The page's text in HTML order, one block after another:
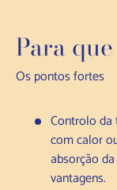
Para
Os pontos fortes
Controlo da
com calor
absorção
vantagens.